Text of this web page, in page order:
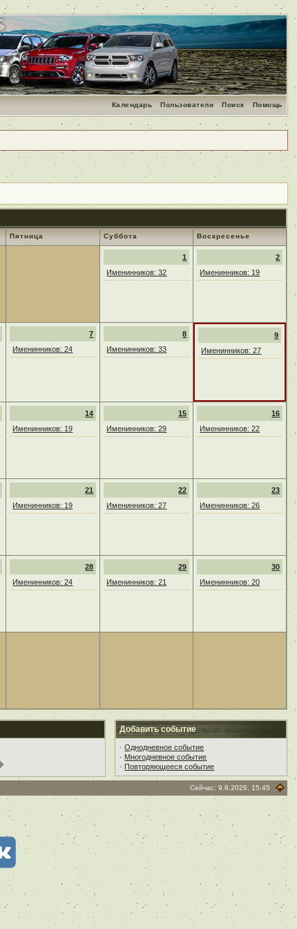
Помощь
Поиск
Пользователи
Календарь
Пятница Суббота Воскресенье
1
Именинников: 32
2
Именинников: 19
7
Именинников: 24
8
Именинников: 33
9
Именинников: 27
14
Именинников: 19
15
Именинников: 29
16
Именинников: 22
21
Именинников: 19
22
Именинников: 27
23
Именинников: 26
28
Именинников: 24
29
Именинников: 21
30
Именинников: 20
Добавить событие
·Однодневное событие
· Многодневное событие
· Повторяющееся событие
Сейчас: 9.8.2026, 15:45